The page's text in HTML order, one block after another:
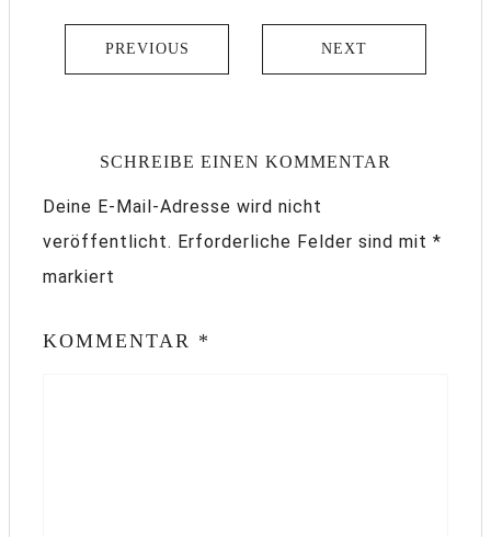
PREVIOUS NEXT
SCHREIBE EINEN KOMMENTAR
Deine E-Mail-Adresse wird nicht
veröffentlicht. Erforderliche Felder sind mit *
markiert
KOMMENTAR *